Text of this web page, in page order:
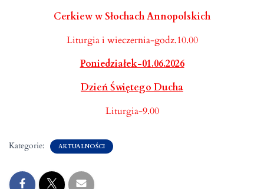
Cerkiew w Słochach Annopolskich
Liturgia i wieczernia-godz.10.00
Poniedziałek-01.06.2026
Dzień Świętego Ducha
Liturgia-9.00
Kategorie: AKTUALNOŚCI